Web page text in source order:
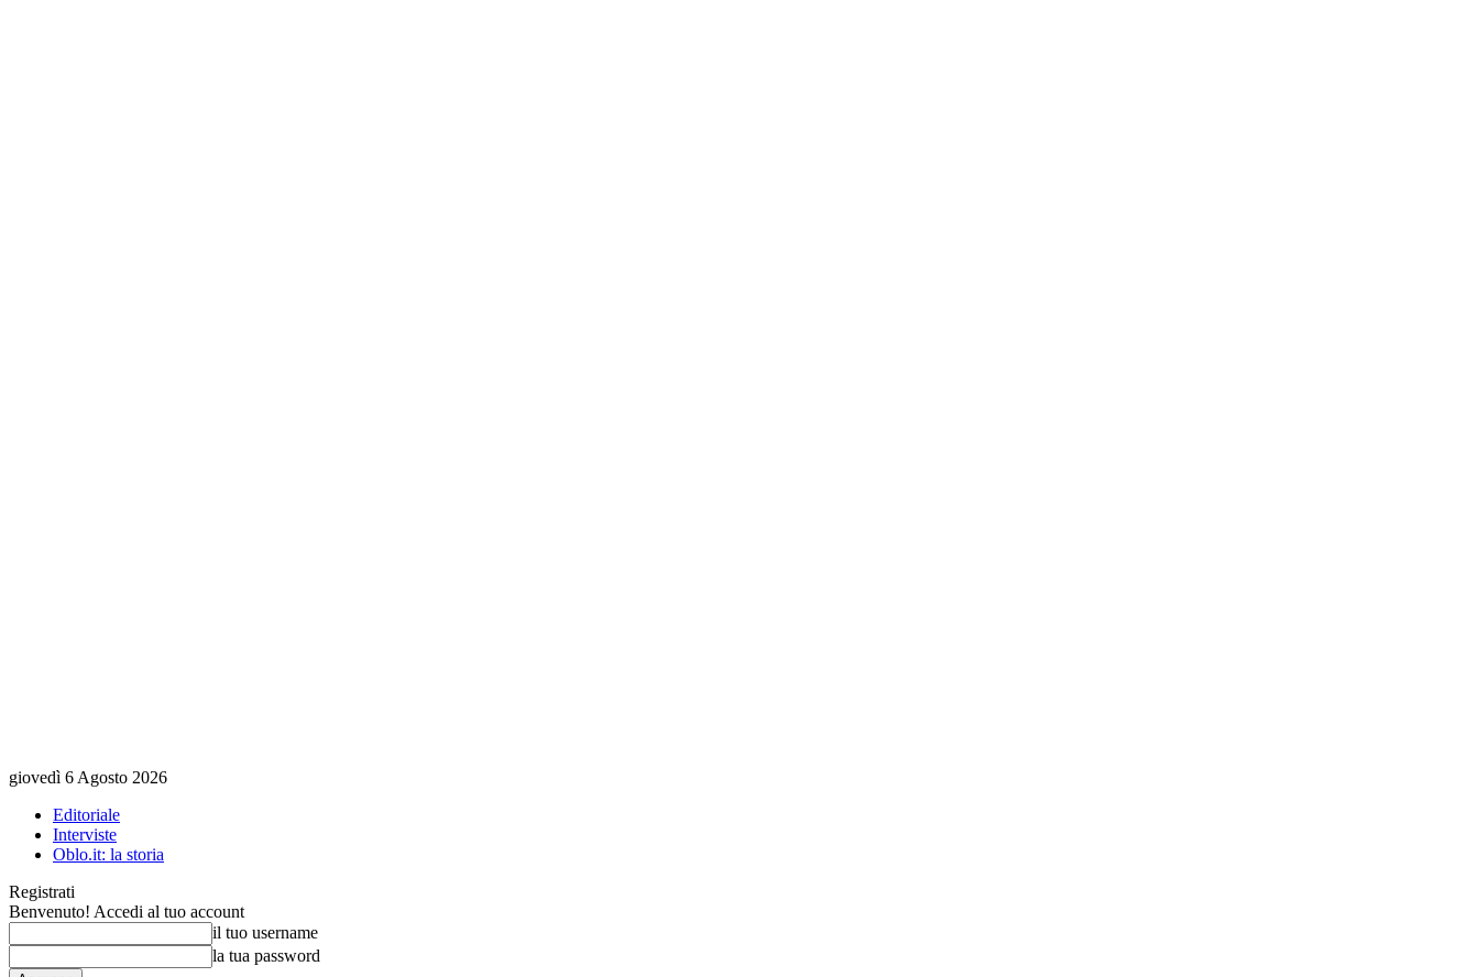
giovedì 6 Agosto 2026
Editoriale
Interviste
Oblo.it: la storia
Registrati
Benvenuto! Accedi al tuo account
il tuo username
la tua password